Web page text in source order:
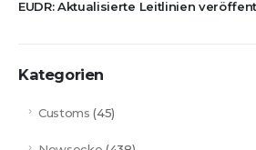
EUDR: Aktualisierte Leitlinien
Kategorien
Customs (45)